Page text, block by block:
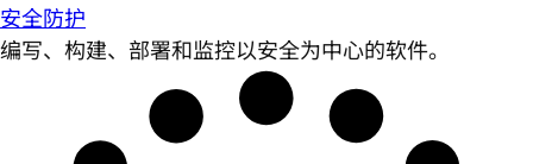
安全防护
编写、构建、部署和监控以安全为中心的软件。